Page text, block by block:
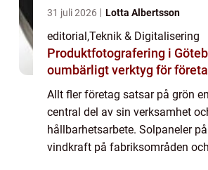
31 juli 2026 Lotta Albertsson
editorial,Teknik & Digitalisering
Produktfotografering i
oumbärligt verktyg för
Allt fler företag satsar på grön
central del av sin verksamhet
hållbarhetsarbete. Solpaneler
vindkraft på fabriksområden och